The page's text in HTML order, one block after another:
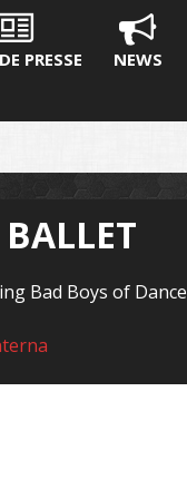
PRESSE NEWS
Bad Boys of Dance